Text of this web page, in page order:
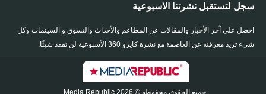
سجل لتستقبل نشرتنا الاسبوعية
احصل على آخر الأخبار والمقالات عن المطاعم والأحداث والتسوق و السينمات وكل
شىء تريد معرفته عن العاصمة مع نشرة كايرو 360 الأسبوعية لن تفقد شيئًا.
جميع الحقوق محفوظه © 2026 Media Republic